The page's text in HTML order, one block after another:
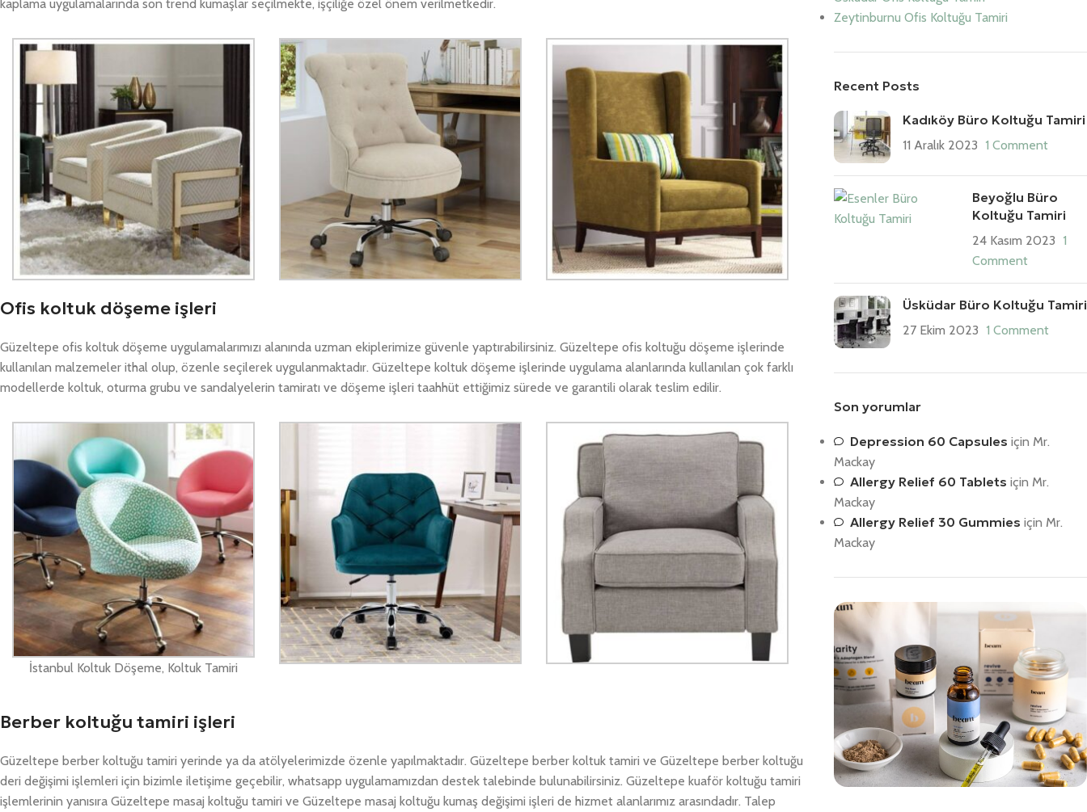
kaplama uygulamalarında son trend kumaşlar seçilmekte, işçiliğe özel önem verilmetkedir.
Ofis koltuk döşeme işleri
Güzeltepe ofis koltuk döşeme uygulamalarımızı alanında uzman ekiplerimize güvenle yaptırabilirsiniz. Güzeltepe ofis koltuğu döşeme işlerinde
kullanılan malzemeler ithal olup, özenle seçilerek uygulanmaktadır. Güzeltepe koltuk döşeme işlerinde uygulama alanlarında kullanılan çok farklı
modellerde koltuk, oturma grubu ve sandalyelerin tamiratı ve döşeme işleri taahhüt ettiğimiz sürede ve garantili olarak teslim edilir.
İstanbul Koltuk Döşeme, Koltuk Tamiri
Berber koltuğu tamiri işleri
Güzeltepe berber koltuğu tamiri yerinde ya da atölyelerimizde özenle yapılmaktadır. Güzeltepe berber koltuk tamiri ve Güzeltepe berber koltuğu
deri değişimi işlemleri için bizimle iletişime geçebilir, whatsapp uygulamamızdan destek talebinde bulunabilirsiniz. Güzeltepe kuaför koltuğu tamiri
işlemlerinin yanısıra Güzeltepe masaj koltuğu tamiri ve Güzeltepe masaj koltuğu kumaş değişimi işleri de hizmet alanlarımız arasındadır. Talep
Zeytinburnu Ofis Koltuğu Tamiri
Recent Posts
Kadıköy Büro Koltuğu Tamiri
11 Aralık 2023 1 Comment
Beyoğlu Büro
Koltuğu Tamiri
24 Kasım 2023 1
Comment
Üsküdar Büro Koltuğu Tamiri
27 Ekim 2023 1 Comment
Son yorumlar
Depression 60 Capsules için Mr.
Mackay
Allergy Relief 60 Tablets için Mr.
Mackay
Allergy Relief 30 Gummies için Mr.
Mackay